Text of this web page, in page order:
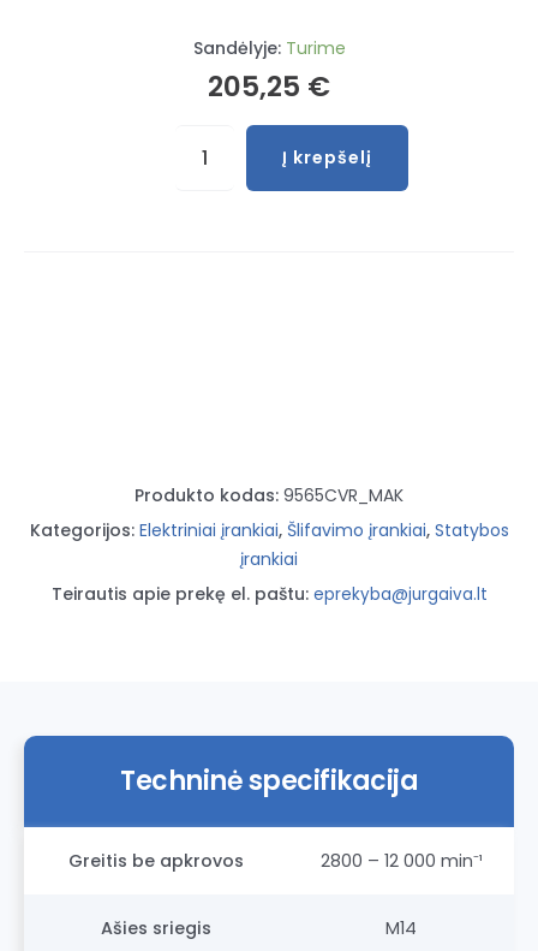
Sandėlyje: Turime
205,25 €
Į krepšelį
Produkto kodas: 9565CVR_MAK
Kategorijos: Elektriniai įrankiai, Šlifavimo įrankiai, Statybos
įrankiai
Teirautis apie prekę el. paštu: eprekyba@jurgaiva.lt
Techninė specifikacija
Greitis be apkrovos 2800 – 12 000 min⁻¹
Ašies sriegis M14